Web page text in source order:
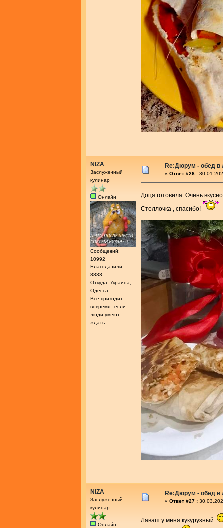
NIZA
Заслуженный
кулинар
Онлайн
Сообщений:
10992
Благодарили:
8833
Откуда: Украина,
Одесса
Все приходит
вовремя , если
люди умеют
ждать...
Re:Дюрум - обед в
« Ответ #26 :
Доця готовила. Очень
Стеллочка , спасибо!
NIZA
Заслуженный
кулинар
Онлайн
Re:Дюрум - обед в
« Ответ #27 :
Лаваш у меня кукурузный